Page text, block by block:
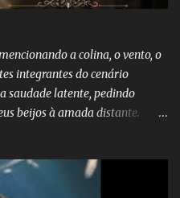
a colina, o vento, o
integrantes do cenário
saudade latente, pedindo
beijos à amada distante. A
seu coração nasceu para ela e
houver canções para entoar. A